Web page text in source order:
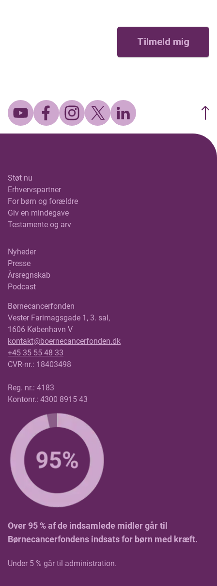
Støt nu
Erhvervspartner
For børn og forældre
Giv en mindegave
Testamente og arv
Nyheder
Presse
Årsregnskab
Podcast
Børnecancerfonden
Vester Farimagsgade 1, 3. sal,
1606 København V
kontakt@boernecancerfonden.dk
+45 35 55 48 33
CVR-nr.: 18403498
Reg. nr.: 4183
Kontonr.: 4300 8915 43
Over 95 % af de indsamlede midler går til
Børnecancerfondens indsats for børn med kræft.
Under 5 % går til administration.